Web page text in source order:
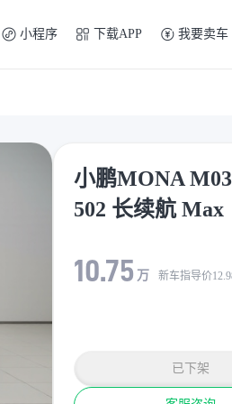
小程序 下载APP 我要卖车
小鹏MONA
502 长续航 Max
10.75 万 新车指导价
已下架